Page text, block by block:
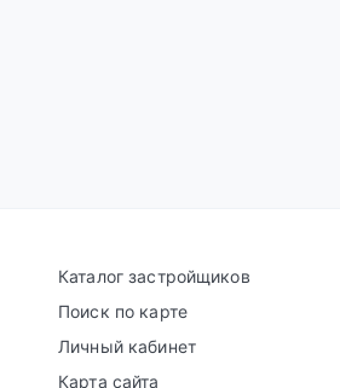
Каталог застройщиков
Поиск по карте
Личный кабинет
Карта сайта